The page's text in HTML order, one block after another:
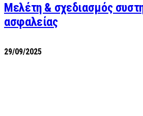
Μελέτη & σχεδιασμός
ασφαλείας
29/09/2025